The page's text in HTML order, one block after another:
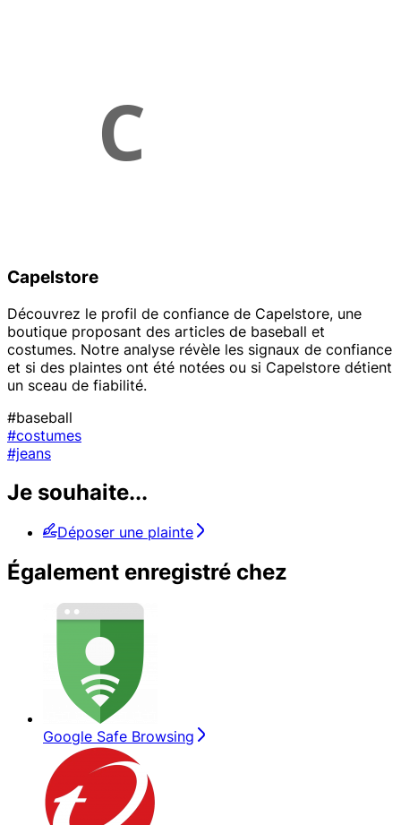
Capelstore
Découvrez le profil de confiance de Capelstore, une
boutique proposant des articles de baseball et
costumes. Notre analyse révèle les signaux de confiance
et si des plaintes ont été notées ou si Capelstore détient
un sceau de fiabilité.
#baseball
#costumes
#jeans
Je souhaite...
Déposer une plainte
Également enregistré chez
Google Safe Browsing